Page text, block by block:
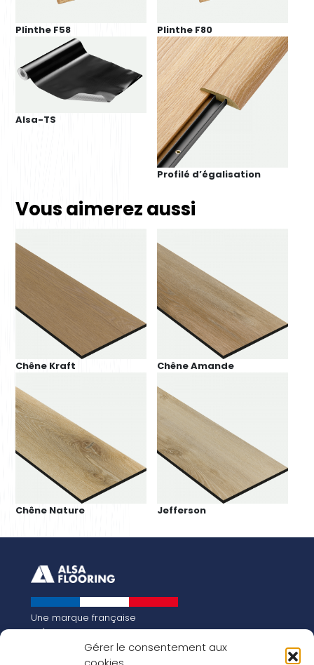
Gérer le consentement aux
Plinthe F58 Plinthe F80
Alsa-TS
Profilé d’égalisation
Vous aimerez aussi
Chêne Kraft Chêne Amande
Chêne Nature Jefferson
Une marque française
Qui sommes-nous
Notre histoire